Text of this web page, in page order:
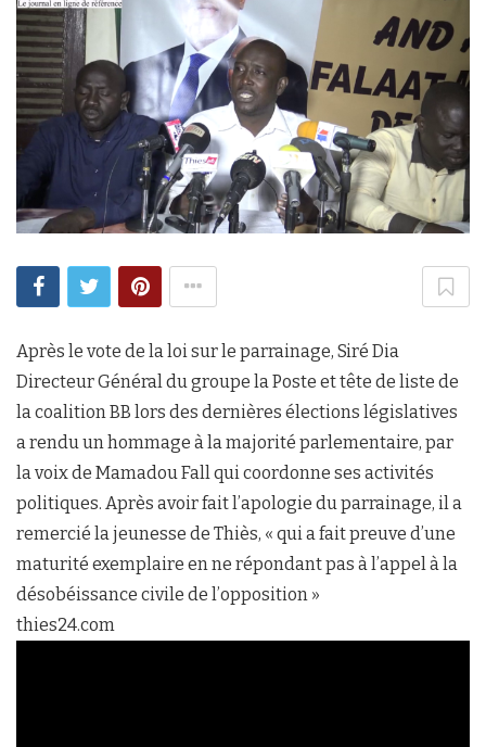
Après le vote de la loi sur le parrainage, Siré Dia
Directeur Général du groupe la Poste et tête de liste de
la coalition BB lors des dernières élections législatives
a rendu un hommage à la majorité parlementaire, par
la voix de Mamadou Fall qui coordonne ses activités
politiques. Après avoir fait l’apologie du parrainage, il a
remercié la jeunesse de Thiès, « qui a fait preuve d’une
maturité exemplaire en ne répondant pas à l’appel à la
désobéissance civile de l’opposition »
thies24.com